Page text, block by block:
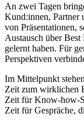
An zwei Tagen
Kund:innen, Partner
von Präsentationen,
Austausch über
gelernt haben. Für
Perspektiven
Im Mittelpunkt
Zeit zum wirklichen
Zeit für Know-how-
Zeit für Gespräche,